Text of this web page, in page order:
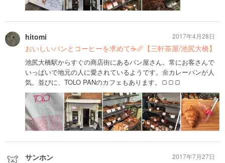
hitomi
おいしいパンとコーヒーを求めて☕️🥖【三軒茶屋/池尻大橋】
池尻大橋駅からすぐの商店街にあるパン屋さん。常にお客さんで
いっぱいで地元の人に愛されているようです。🌼カレーパンが人
気。並びに、TOLO PANのカフェもあります。🍞🍞🍞
2017年4月28日
サンホン 2017年7月27日